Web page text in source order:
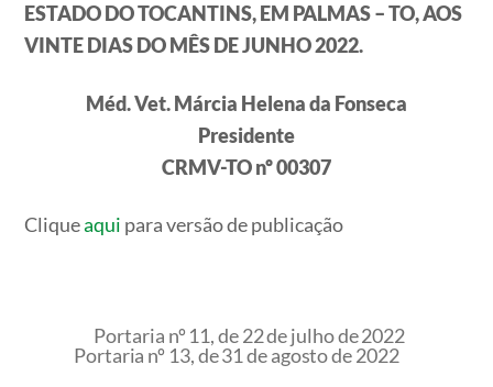
ESTADO DO TOCANTINS, EM PALMAS – TO, AOS
VINTE DIAS DO MÊS DE JUNHO 2022.
Méd. Vet. Márcia Helena da Fonseca
Presidente
CRMV-TO nº 00307
Cliqueaqui para versão de publicação
Portaria nº 11, de 22 de julho de 2022
Portaria nº 13, de 31 de agosto de 2022